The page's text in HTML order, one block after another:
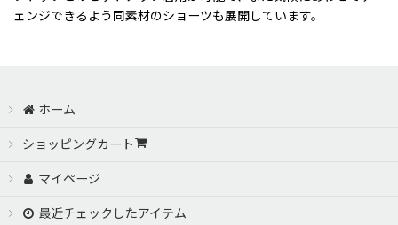
ェンジできるよう同素材のショーツも展開しています。
ホーム
ショッピングカート
マイページ
最近チェックしたアイテム